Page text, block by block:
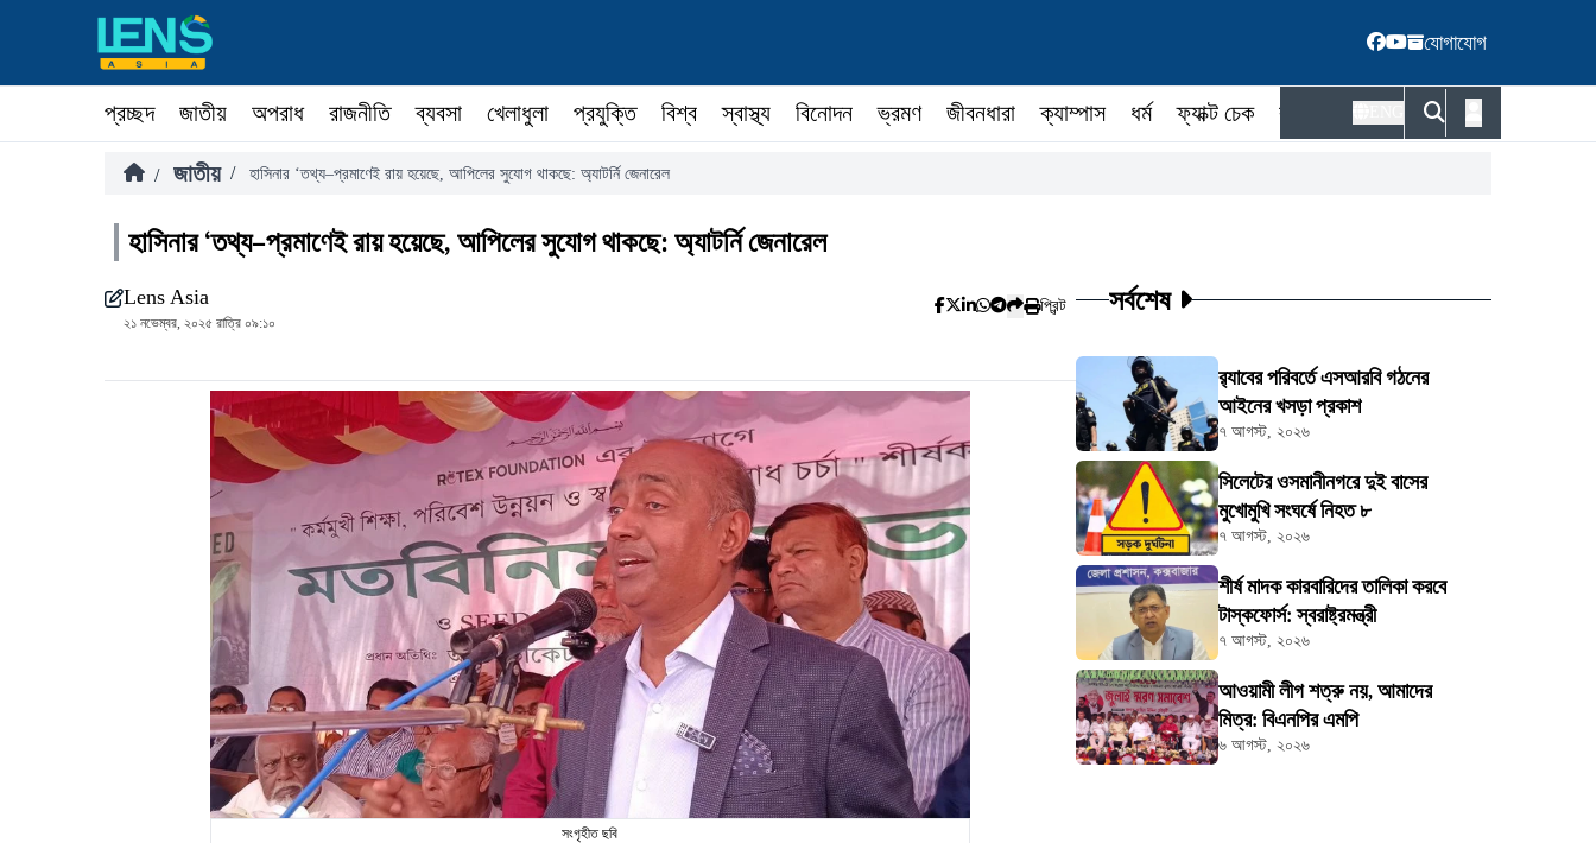
যোগাযোগ
প্রচ্ছদ জাতীয় অপরাধ রাজনীতি ব্যবসা খেলাধুলা প্রযুক্তি বিশ্ব স্বাস্থ্য বিনোদন ভ্রমণ জীবনধারা ক্যাম্পাস ধর্ম ফ্যাক্ট চেক কর্মকর্তা
/ জাতীয় / হাসিনার ‘তথ্য–প্রমাণেই রায় হয়েছে, আপিলের সুযোগ থাকছে: অ্যাটর্নি জেনারেল
হাসিনার ‘তথ্য–প্রমাণেই রায় হয়েছে, আপিলের সুযোগ থাকছে: অ্যাটর্নি জেনারেল
Lens Asia
২১ নভেম্বর, ২০২৫ রাত্রি ০৯:১০
প্রিন্ট
সংগৃহীত ছবি
সর্বশেষ
র‍্যাবের পরিবর্তে এসআরবি গঠনের
আইনের খসড়া প্রকাশ
৭ আগস্ট, ২০২৬
সিলেটের ওসমানীনগরে দুই বাসের
মুখোমুখি সংঘর্ষে নিহত ৮
৭ আগস্ট, ২০২৬
শীর্ষ মাদক কারবারিদের তালিকা করবে
টাস্কফোর্স: স্বরাষ্ট্রমন্ত্রী
৭ আগস্ট, ২০২৬
আওয়ামী লীগ শত্রু নয়, আমাদের
মিত্র: বিএনপির এমপি
৬ আগস্ট, ২০২৬